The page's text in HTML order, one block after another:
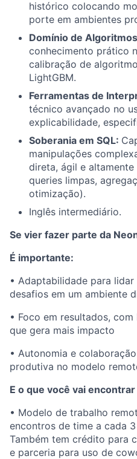
histórico colocando
porte em ambientes
Domínio de
conhecimento prático
calibração de
LightGBM.
Ferramentas de
técnico avançado no
explicabilidade,
Soberania em SQL:
manipulações
direta, ágil e
queries limpas,
otimização).
Inglês intermediário.
Se vier fazer parte da
É importante:
• Adaptabilidade para
desafios em um ambiente
• Foco em resultados,
que gera mais impacto
• Autonomia e
produtiva no modelo
E o que você vai
• Modelo de trabalho
encontros de time a cada
Também tem crédito para
e parceria para uso de